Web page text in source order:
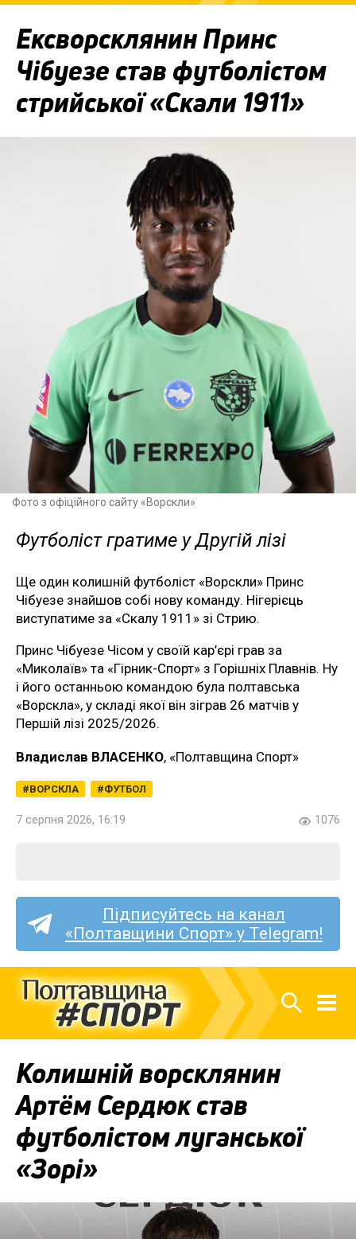
Ексворсклянин Принс
Чібуезе став футболістом
стрийської «Скали 1911»
Фото з офіційного сайту «Ворскли»
Футболіст гратиме у Другій лізі
Ще один колишній футболіст «Ворскли» Принс
Чібуезе знайшов собі нову команду. Нігерієць
виступатиме за «Скалу 1911» зі Стрию.
Принс Чібуезе Чісом у своїй кар’єрі грав за
«Миколаїв» та «Гірник-Спорт» з Горішніх Плавнів. Ну
і його останньою командою була полтавська
«Ворскла», у складі якої він зіграв 26 матчів у
Першій лізі 2025/2026.
Владислав ВЛАСЕНКО, «Полтавщина Спорт»
ВОРСКЛА ФУТБОЛ
7 серпня 2026, 16:19 1076
Підписуйтесь на канал
«Полтавщини Спорт» у Telegram!
Колишній ворсклянин
Артём Сердюк став
футболістом луганської
«Зорі»